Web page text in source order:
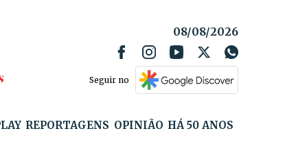
08/08/2026
Seguir no
REPORTAGENS OPINIÃO HÁ 50 ANOS